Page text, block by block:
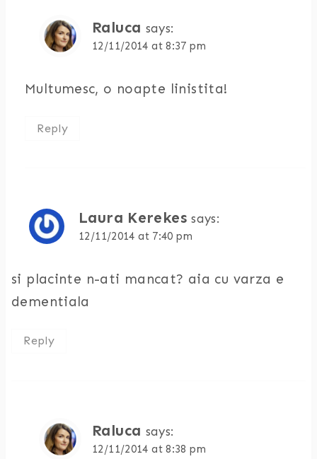
Raluca says:
12/11/2014 at 8:37 pm
Multumesc, o noapte linistita!
Reply
Laura Kerekes says:
12/11/2014 at 7:40 pm
si placinte n-ati mancat? aia cu varza e
dementiala
Reply
Raluca says:
12/11/2014 at 8:38 pm